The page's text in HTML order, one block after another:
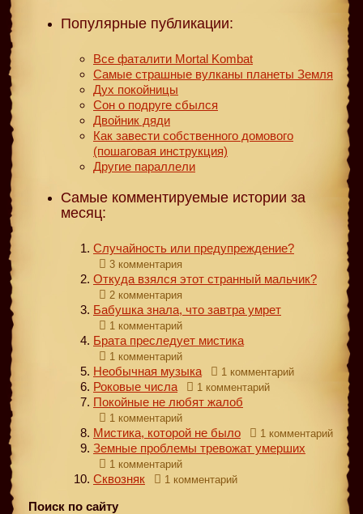
Популярные публикации:
Все фаталити Mortal Kombat
Самые страшные вулканы планеты Земля
Дух покойницы
Сон о подруге сбылся
Двойник дяди
Как завести собственного домового
(пошаговая инструкция)
Другие параллели
Самые комментируемые истории за
месяц:
Случайность или предупреждение?
3 комментария
Откуда взялся этот странный мальчик?
2 комментария
Бабушка знала, что завтра умрет
1 комментарий
Брата преследует мистика
1 комментарий
Необычная музыка 1 комментарий
Роковые числа 1 комментарий
Покойные не любят жалоб
1 комментарий
Мистика, которой не было 1 комментарий
Земные проблемы тревожат умерших
1 комментарий
Сквозняк 1 комментарий
Поиск по сайту